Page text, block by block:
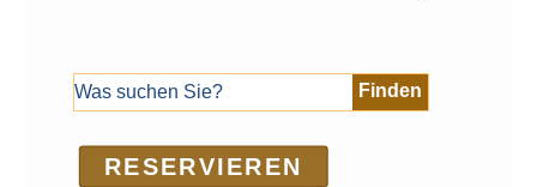
RE­SER­VIEREN